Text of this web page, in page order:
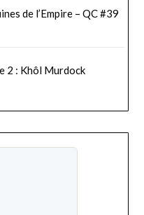
de l’Empire – QC #39
2 : Khôl Murdock